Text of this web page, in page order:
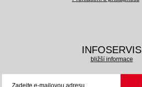
INFOSERVIS
bližší informace